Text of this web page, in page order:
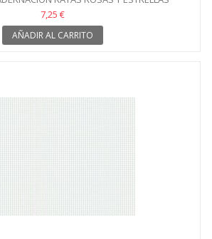
7,25 €
AÑADIR AL CARRITO